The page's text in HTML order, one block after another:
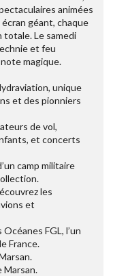
animées
géant, chaque
totale. Le samedi
et feu
magique.
unique
et des pionniers
de vol,
et concerts
camp militaire
les
et
FGL, l’un
France.
Marsan.